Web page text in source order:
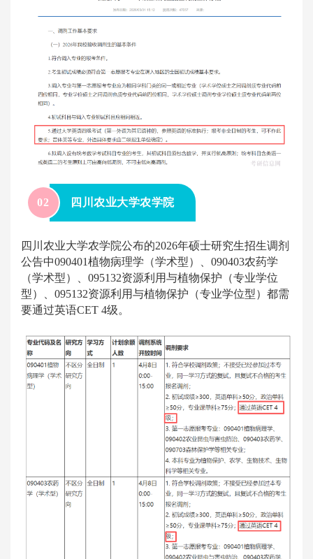
02 四川农业大学农学院
四川农业大学农学院公布的2026年硕士研究生招生调剂
公告中090401植物病理学（学术型）、090403农药学
（学术型）、095132资源利用与植物保护（专业学位
型）、095132资源利用与植物保护（专业学位型）都需
要通过英语CET 4级。